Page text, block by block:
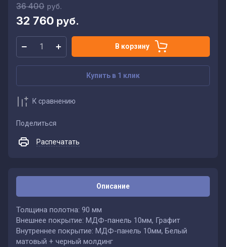
36 400 руб.
32 760 руб.
В корзину
Купить в 1 клик
К сравнению
Поделиться
Распечатать
Описание
Толщина полотна: 90 мм
Внешнее покрытие: МДФ-панель 10мм, Графит
Внутреннее покрытие: МДФ-панель 10мм, Белый
матовый + черный молдинг